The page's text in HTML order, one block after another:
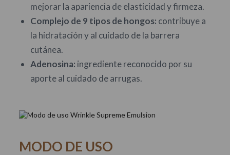
mejorar la apariencia de elasticidad y firmeza.
Complejo de 9 tipos de hongos: contribuye a
la hidratación y al cuidado de la barrera
cutánea.
Adenosina: ingrediente reconocido por su
aporte al cuidado de arrugas.
MODO DE USO